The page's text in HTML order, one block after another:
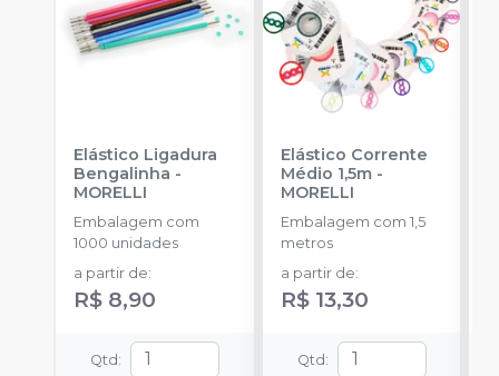
Elástico Ligadura
Bengalinha -
MORELLI
Embalagem com
1000 unidades
a partir de:
R$ 8,90
Qtd :
Elástico Corrente
Médio 1,5m-
MORELLI
Embalagem com 1,5
metros
a partir de:
R$ 13,30
Qtd :